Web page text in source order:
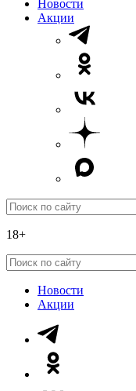
Новости
Акции
18+
Новости
Акции